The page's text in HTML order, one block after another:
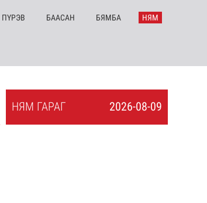
ПҮРЭВ БААСАН БЯМБА НЯМ
2026-08-09
НЯМ ГАРАГ